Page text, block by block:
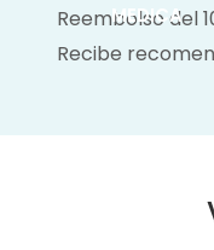
MEDICA
Reembolso del
Recibe